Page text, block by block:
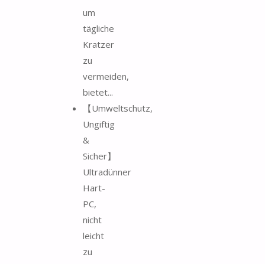
um
tägliche
Kratzer
zu
vermeiden,
bietet...
【Umweltschutz,
Ungiftig
&
Sicher】
Ultradünner
Hart-
PC,
nicht
leicht
zu